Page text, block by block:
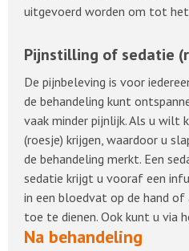
uitgevoerd worden om tot
Pijnstilling of sedatie
De pijnbeleving is voor
de behandeling kunt
vaak minder pijnlijk. Als u wilt
(roesje) krijgen, waardoor u
de behandeling merkt. Een
sedatie krijgt u vooraf een
in een bloedvat op de hand
toe te dienen. Ook kunt u via
Na behandeling